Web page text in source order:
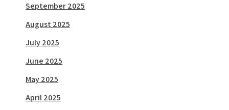
September 2025
August 2025
July 2025
June 2025
May 2025
April 2025